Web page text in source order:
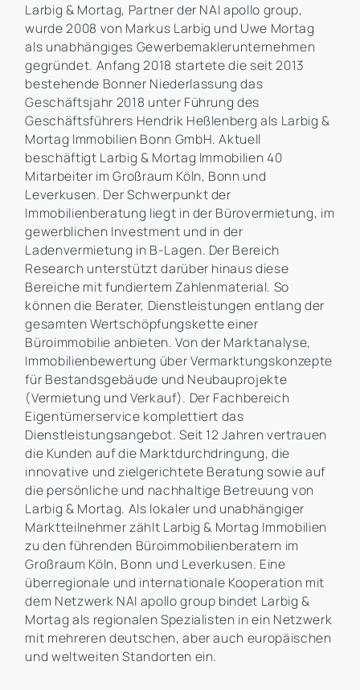
Larbig & Mortag, Partner der NAI apollo group,
wurde 2008 von Markus Larbig und Uwe Mortag
als unabhängiges Gewerbemaklerunternehmen
gegründet. Anfang 2018 startete die seit 2013
bestehende Bonner Niederlassung das
Geschäftsjahr 2018 unter Führung des
Geschäftsführers Hendrik Heßlenberg als Larbig &
Mortag Immobilien Bonn GmbH. Aktuell
beschäftigt Larbig & Mortag Immobilien 40
Mitarbeiter im Großraum Köln, Bonn und
Leverkusen. Der Schwerpunkt der
Immobilienberatung liegt in der Bürovermietung, im
gewerblichen Investment und in der
Ladenvermietung in B-Lagen. Der Bereich
Research unterstützt darüber hinaus diese
Bereiche mit fundiertem Zahlenmaterial. So
können die Berater, Dienstleistungen entlang der
gesamten Wertschöpfungskette einer
Büroimmobilie anbieten. Von der Marktanalyse,
Immobilienbewertung über Vermarktungskonzepte
für Bestandsgebäude und Neubauprojekte
(Vermietung und Verkauf). Der Fachbereich
Eigentümerservice komplettiert das
Dienstleistungsangebot. Seit 12 Jahren vertrauen
die Kunden auf die Marktdurchdringung, die
innovative und zielgerichtete Beratung sowie auf
die persönliche und nachhaltige Betreuung von
Larbig & Mortag. Als lokaler und unabhängiger
Marktteilnehmer zählt Larbig & Mortag Immobilien
zu den führenden Büroimmobilienberatern im
Großraum Köln, Bonn und Leverkusen. Eine
überregionale und internationale Kooperation mit
dem Netzwerk NAI apollo group bindet Larbig &
Mortag als regionalen Spezialisten in ein Netzwerk
mit mehreren deutschen, aber auch europäischen
und weltweiten Standorten ein.